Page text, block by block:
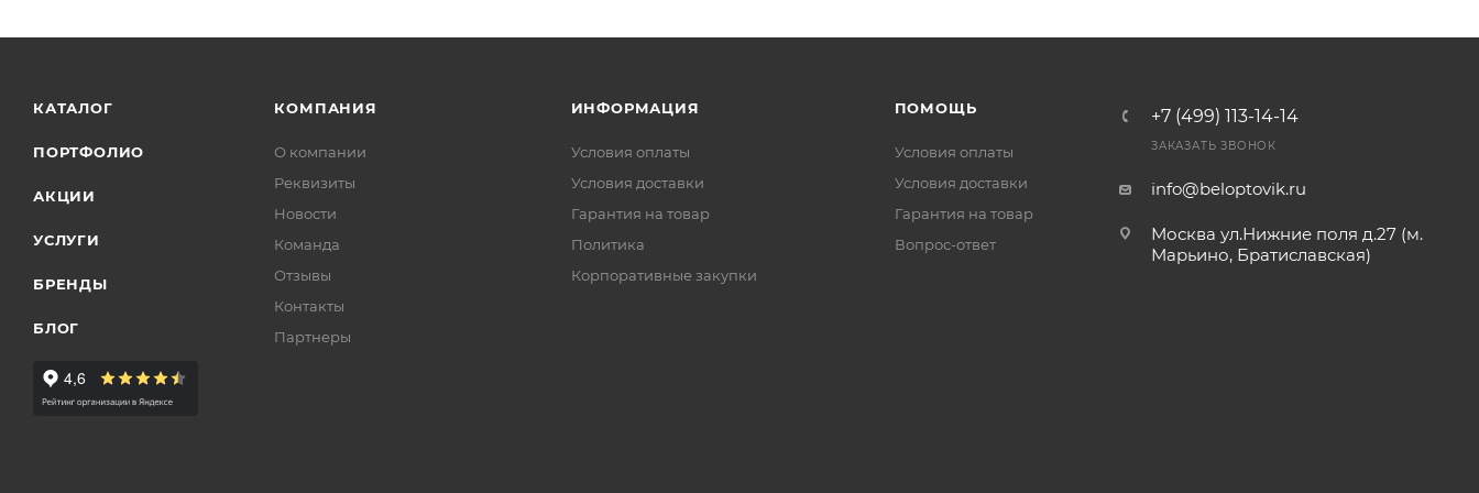
КАТАЛОГ
ПОРТФОЛИО
АКЦИИ
УСЛУГИ
БРЕНДЫ
БЛОГ
КОМПАНИЯ
О компании
Реквизиты
Новости
Команда
Отзывы
Контакты
Партнеры
ИНФОРМАЦИЯ
Условия оплаты
Условия доставки
Гарантия на товар
Политика
Корпоративные закупки
ПОМОЩЬ
Условия оплаты
Условия доставки
Гарантия на товар
Вопрос-ответ
+7 (499) 113-14-14
ЗАКАЗАТЬ ЗВОНОК
info@beloptovik.ru
Москва ул.Нижние поля д.27 (м.
Марьино, Братиславская)